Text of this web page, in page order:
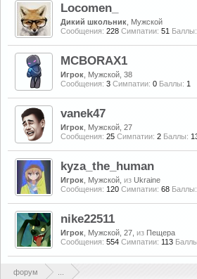
Locomen_
Дикий школьник , Мужской
Сообщения: 228 Симпатии: 51 Баллы:
MCBORAX1
Игрок , Мужской, 38
Сообщения: 3 Симпатии: 0 Баллы: 1
vanek47
Игрок , Мужской, 27
Сообщения: 25 Симпатии: 2 Баллы:
kyza_the_human
Игрок , Мужской, из Ukraine
Сообщения: 120 Симпатии: 68 Баллы:
nike22511
Игрок , Мужской, 27, из Пещера
Сообщения: 554 Симпатии: 113
форум